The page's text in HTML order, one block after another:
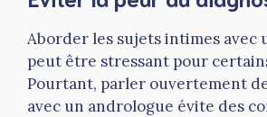
Aborder les sujets intimes avec
peut être stressant pour
Pourtant, parler ouvertement
avec un andrologue évite des